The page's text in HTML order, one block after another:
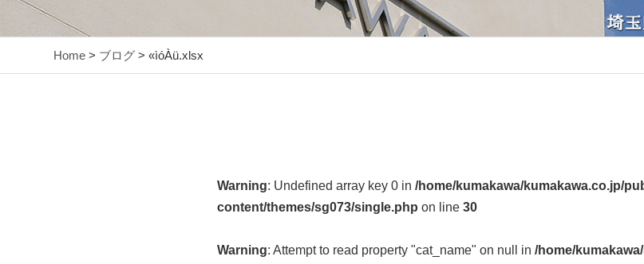
Home > ブログ > «ìóÀü.xlsx
Warning: Undefined array key 0 in /home/kumakawa/kumakawa.co.jp/
content/themes/sg073/single.php on line 30
Warning: Attempt to read property "cat_name" on null in /home/